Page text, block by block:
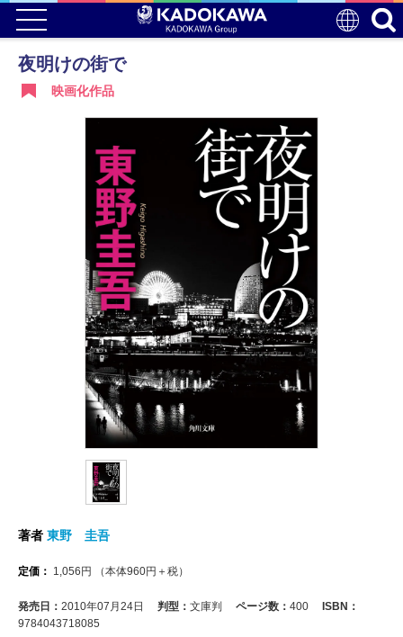
夜明けの街で
映画化作品
著者 東野 圭吾
定価： 1,056 円 （本体960円＋税）
発売日： 2010年07月24日 判型： 文庫判 ページ数： 400
ISBN：
9784043718085